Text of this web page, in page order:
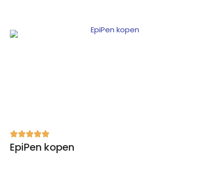
EpiPen kopen